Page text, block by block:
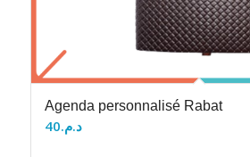
Agenda personnalisé Rabat
د.م.40